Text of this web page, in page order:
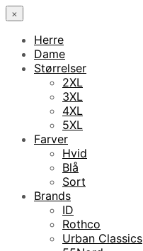
×
Herre
Dame
Størrelser
2XL
3XL
4XL
5XL
Farver
Hvid
Blå
Sort
Brands
ID
Rothco
Urban Classics